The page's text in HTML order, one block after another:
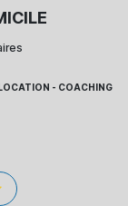
- COACHING